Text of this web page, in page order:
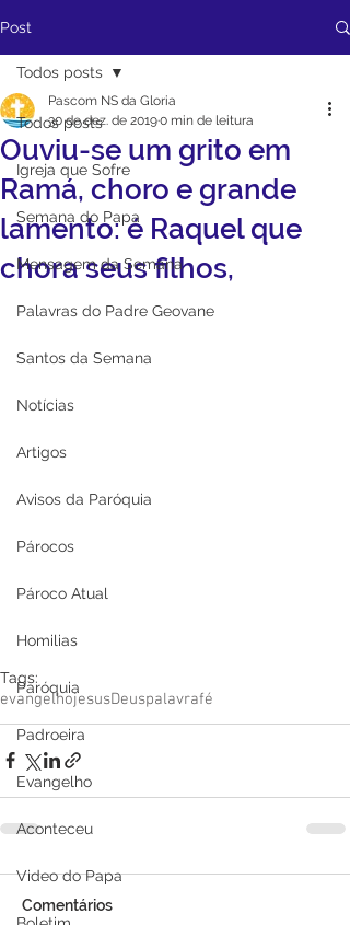
Post
Todos posts
Igreja que Sofre
Semana do Papa
Mensagem da Semana
Palavras do Padre Geovane
Santos da Semana
Notícias
Artigos
Avisos da Paróquia
Párocos
Pároco Atual
Homilias
Paróquia
Padroeira
Evangelho
Aconteceu
Video do Papa
Todos posts
Ouviu-se um grito em
Ramá, choro e grande
lamento: é Raquel que
chora seus filhos,
Pascom NS da Gloria
30 de dez. de 20190 min de leitura
Tags:
evangelhojesusDeuspalavrafé
Comentários